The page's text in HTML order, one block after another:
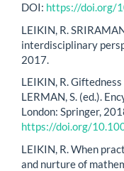
DOI: https://doi.org/
LEIKIN, R.
interdisciplinary
2017.
LEIKIN, R.
LERMAN, S. (ed.).
London: Springer,
https://doi.org/
LEIKIN, R. When
and nurture of